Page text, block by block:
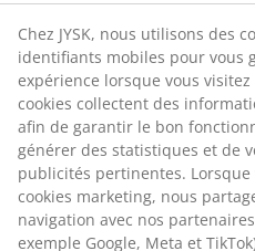
Spécifications
Avis
(53